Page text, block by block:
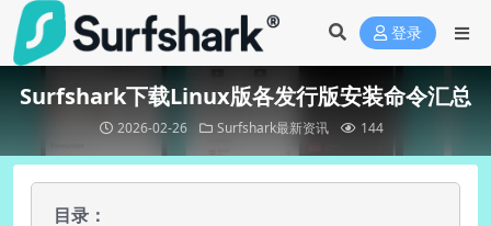
登录
Surfshark下载Linux版各发行版安装命令汇总
2026-02-26 Surfshark最新资讯 144
目录：